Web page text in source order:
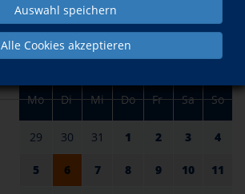
Auswahl speichern
Alle Cookies akzeptieren
im August
Mo Di Mi Do Fr Sa So
29 30 31 1 2 3 4
5 6 7 8 9 10 11